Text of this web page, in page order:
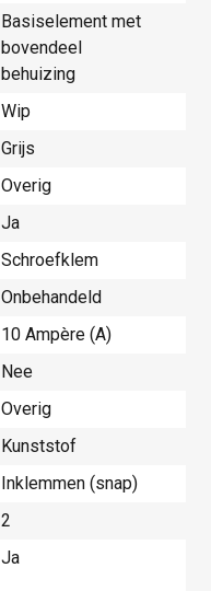
Basiselement met
bovendeel
behuizing
Wip
Grijs
Overig
Ja
Schroefklem
Onbehandeld
10 Ampère (A)
Nee
Overig
Kunststof
Inklemmen (snap)
2
Ja